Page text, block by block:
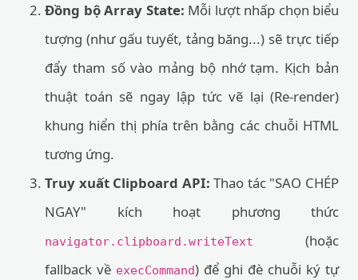
Đồng bộ Array State: Mỗi lượt nhấp chọn biểu
tượng (như gấu tuyết, tảng băng...) sẽ trực tiếp
đẩy tham số vào mảng bộ nhớ tạm. Kịch bản
thuật toán sẽ ngay lập tức vẽ lại (Re-render)
khung hiển thị phía trên bằng các chuỗi HTML
tương ứng.
Truy xuất Clipboard API: Thao tác "SAO CHÉP
NGAY" kích hoạt phương thức
navigator.clipboard.writeText
(hoặc
fallback về execCommand) để ghi đè chuỗi ký tự